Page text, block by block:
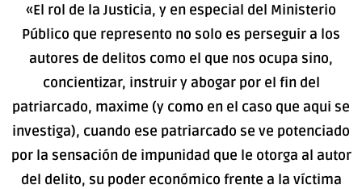
«El rol de la Justicia, y en especial del Ministerio
Público que represento no solo es perseguir a los
autores de delitos como el que nos ocupa sino,
concientizar, instruir y abogar por el fin del
patriarcado, maxime (y como en el caso que aqui se
investiga), cuando ese patriarcado se ve potenciado
por la sensación de impunidad que le otorga al autor
del delito, su poder económico frente a la víctima